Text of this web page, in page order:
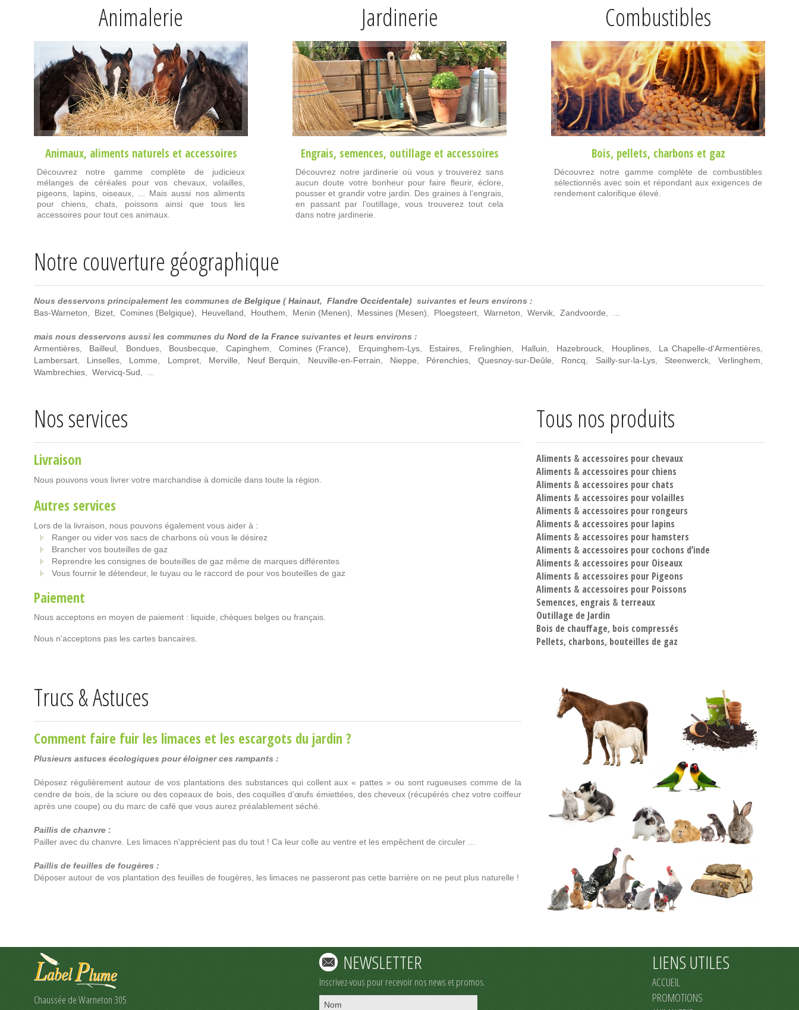
Animalerie
Animaux, aliments naturels et accessoires
Découvrez notre gamme complète de judicieux
mélanges de céréales pour vos chevaux, volailles,
pigeons, lapins, oiseaux, ... Mais aussi nos aliments
pour chiens, chats, poissons ainsi que tous les
accessoires pour tout ces animaux.
Jardinerie
Engrais, semences, outillageet accessoires
Découvrez notre jardinerie où vous y trouverez sans
aucun doute votre bonheur pour faire fleurir, éclore,
pousser et grandir votre jardin. Des graines à l’engrais,
en passant par l’outillage, vous trouverez tout cela
dans notre jardinerie.
Combustibles
Bois, pellets, charbons et gaz
Découvrez notre gamme complète de combustibles
sélectionnés avec soin et répondant aux exigences de
rendement calorifique élevé.
Notre couverture géographique
Nous desservons principalement les communes de Belgique (Hainaut, Flandre Occidentale) suivantes et leurs environs :
Bas-Warneton
Bizet Comines (Belgique) Heuvelland Houthem Menin (Menen) Messines (Mesen) Ploegsteert Warneton Wervik Zandvoorde
mais nous desservons aussi les communes du Nord de la France suivantes et leurs environs :
Armentières
Bailleul Bondues, Bousbecque Capinghem Comines (France) Erquinghem-Lys, Estaires, Frelinghien Halluin Hazebrouck Houplines, La Chapelle-d'Armentières
Lambersart
Linselles Lomme Lompret, Merville Neuf Berquin Neuville-en-Ferrain Nieppe Pérenchies ,Quesnoy-sur-Deûle Roncq Sailly-sur-la-Lys, Steenwerck,Verlinghem
Wambrechies
Wervicq-Sud
Nos services
Livraison
Nous pouvons vous livrer votre marchandise à domicile dans toute la région.
Autres services
Lors de la livraison, nous pouvons également vous aider à :
Ranger ou vider vos sacs de charbons où vous le désirez
Brancher vos bouteilles de gaz
Reprendre les consignes de bouteilles de gaz même de marques différentes
Vous fournir le détendeur, le tuyau ou le raccord de pour vos bouteilles de gaz
Paiement
Nous acceptons en moyen de paiement : liquide, chèques belges ou français.
Nous n'acceptons pas les cartes bancaires.
Tous nos produits
Aliments & accessoires pour chevaux
Aliments & accessoires pour chiens
Aliments & accessoires pour chats
Aliments & accessoires pour volailles
Aliments & accessoires pour rongeurs
Aliments & accessoires pour lapins
Aliments & accessoires pour hamsters
Aliments & accessoires pour cochons d’inde
Aliments & accessoires pour Oiseaux
Aliments & accessoires pour Pigeons
Aliments & accessoires pour Poissons
Semences, engrais & terreaux
Outillage de Jardin
Bois de chauffage, bois compressés
Pellets, charbons, bouteilles de gaz
Trucs & Astuces
Comment faire fuir les limaces et les escargots du jardin ?
Plusieurs astuces écologiques pour éloigner ces rampants :
Déposez régulièrement autour de vos plantations des substances qui collent aux « pattes » ou sont rugueuses comme de la
cendre de bois, de la sciure ou des copeaux de bois, des coquilles d’œufs émiettées, des cheveux (récupérés chez votre coiffeur
après une coupe) ou du marc de café que vous aurez préalablement séché.
Paillis de chanvre :
Pailler avec du chanvre. Les limaces n'apprécient pas du tout ! Ca leur colle au ventre et les empêchent de circuler ...
Paillis de feuilles de fougères :
Déposer autour de vos plantation des feuilles de fougères, les limaces ne passeront pas cette barrière on ne peut plus naturelle !
Chaussée de Warneton 305
NEWSLETTER
Inscrivez-vous pour recevoir nos news et promos.
LIENS UTILES
ACCUEIL
PROMOTIONS